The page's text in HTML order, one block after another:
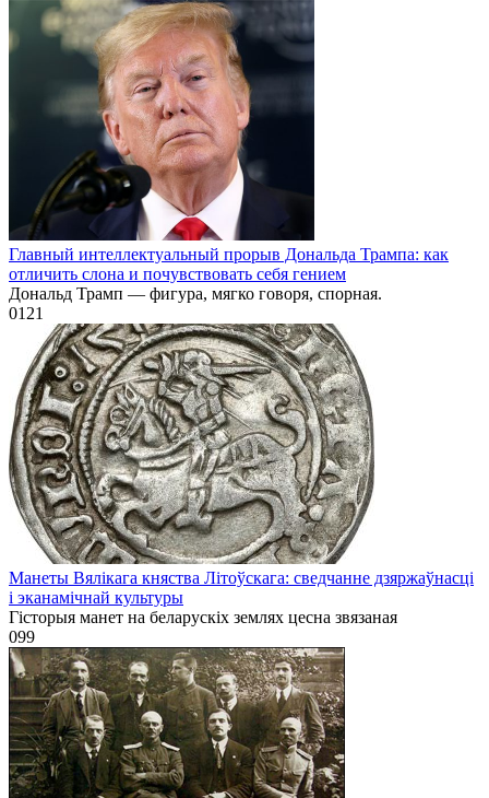
Главный интеллектуальный прорыв Дональда Трампа: как
отличить слона и почувствовать себя гением
Дональд Трамп — фигура, мягко говоря, спорная.
0121
Манеты Вялікага княства Літоўскага: сведчанне дзяржаўнасці
і эканамічнай культуры
Гісторыя манет на беларускіх землях цесна звязаная
099